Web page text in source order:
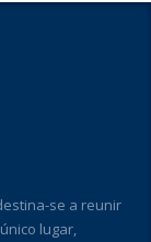
se a reunir
lugar,